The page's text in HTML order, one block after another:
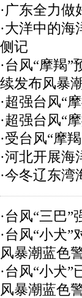
·广东全力做
·大洋中的
侧记
·台风“摩羯
续发布风暴
·超强台风“
·超强台风“
·受台风“摩
·河北开展海
·今冬辽东湾
·台风“三巴
·台风“小犬
风暴潮蓝色
·台风“小犬
风暴潮蓝色